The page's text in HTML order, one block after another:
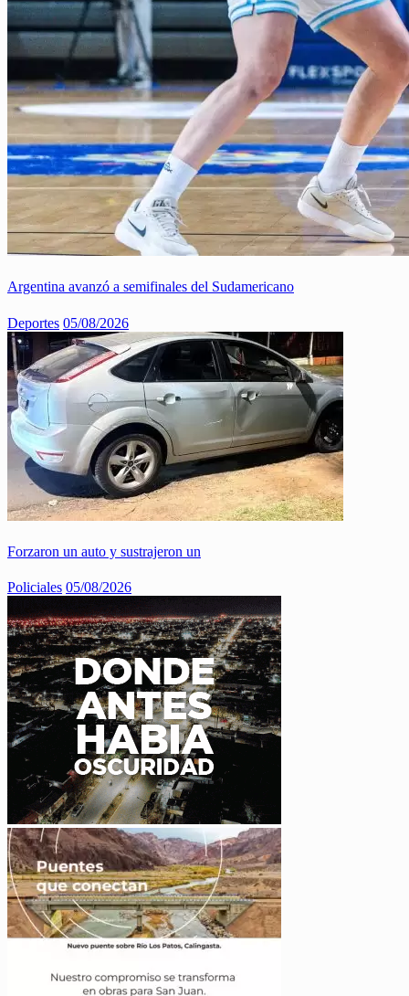
Argentina avanzó a semifinales del Sudamericano
Deportes 05/08/2026
Forzaron un auto y sustrajeron un
Policiales 05/08/2026